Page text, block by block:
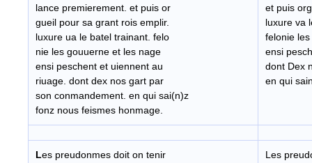
lance premierement. et puis or
gueil pour sa grant rois emplir.
luxure ua le batel trainant. felo
nie les gouuerne et les nage
ensi peschent et uiennent au
riuage. dont dex nos gart par
son conmandement. en qui sai(n)z
fonz nous feismes honmage.
et puis
luxure va
felonie
ensi
dont Dex
en qui
Les preudonmes doit on tenir
Les